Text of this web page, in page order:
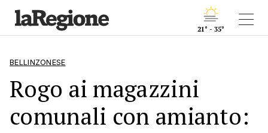
21° - 35°
BELLINZONESE
Rogo ai magazzini
comunali con amianto: